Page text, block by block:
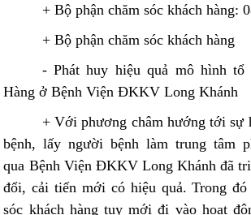
+ Bộ phận chăm sóc khách hàng:
+ Bộ phận chăm sóc khách hàng
- Phát huy hiệu quả mô hình tổ
Hàng ở Bệnh Viện ĐKKV Long Khánh
+ Với phương châm hướng tới sự
bệnh, lấy người bệnh làm trung tâm
qua Bệnh Viện ĐKKV Long Khánh đã
đổi, cải tiến mới có hiệu quả. Trong
sóc khách hàng tuy mới đi vào hoạt